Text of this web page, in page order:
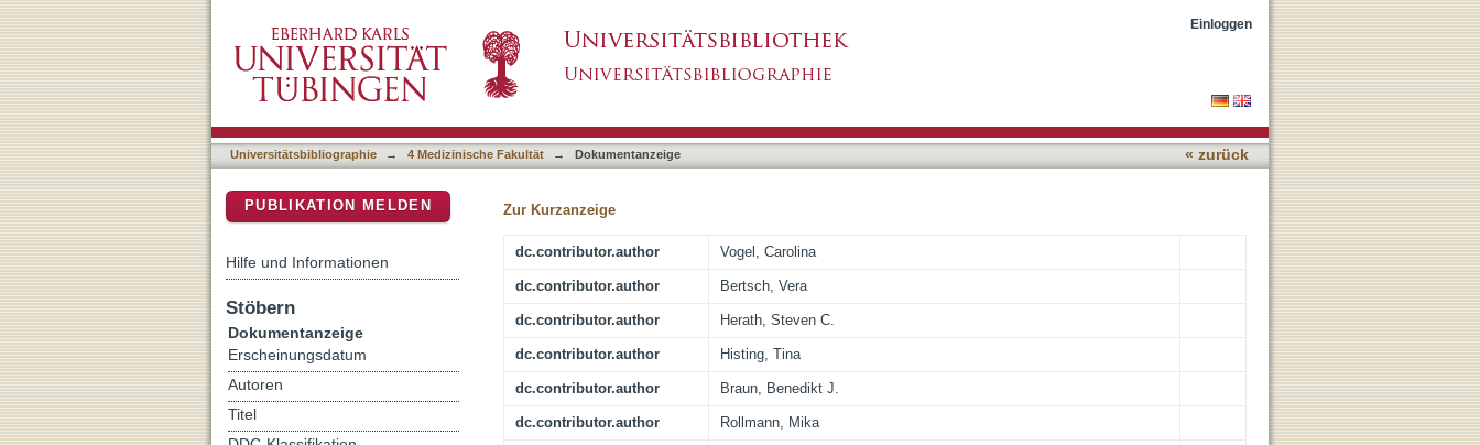
Digitalisierung in der chirurgischen Weiterbildung : Status quo, Chancen und Herausforderungen
Einloggen
Universitätsbibliographie → 4 Medizinische Fakultät → Dokumentanzeige « zurück
Zur Kurzanzeige
dc.contributor.author Vogel, Carolina
dc.contributor.author Bertsch, Vera
dc.contributor.author Herath, Steven C.
dc.contributor.author Histing, Tina
dc.contributor.author Braun, Benedikt J.
dc.contributor.author Rollmann, Mika
PUBLIKATION MELDEN
Hilfe und Informationen
Stöbern
Dokumentanzeige
Erscheinungsdatum
Autoren
Titel